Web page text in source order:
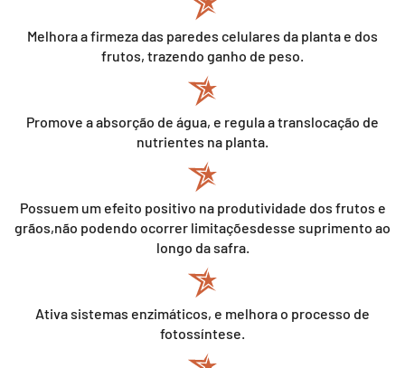
Melhora a firmeza das paredes celulares da planta e dos
frutos, trazendo ganho de peso.
Promove a absorção de água, e regula a translocação de
nutrientes na planta.
Possuem um efeito positivo na produtividade dos frutos e
grãos,não podendo ocorrer limitaçõesdesse suprimento ao
longo da safra.
Ativa sistemas enzimáticos, e melhora o processo de
fotossíntese.